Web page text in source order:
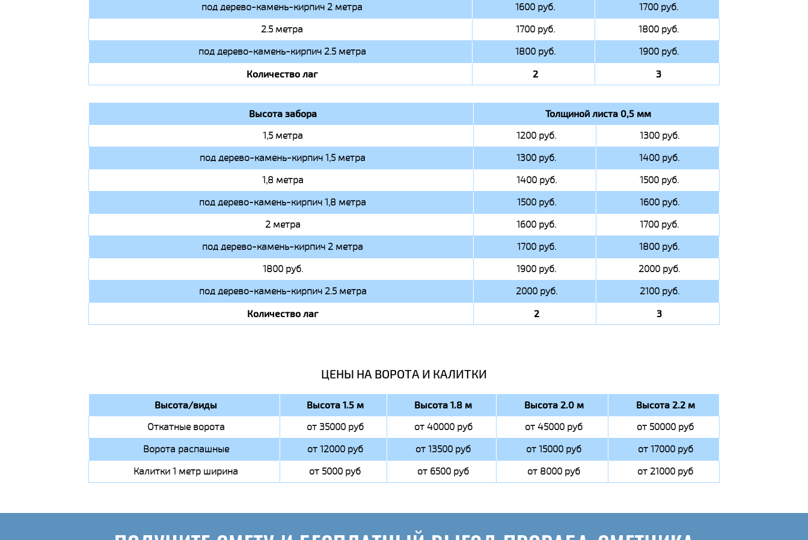
под дерево-камень-кирпич 2 метра
1600 руб.
1700 руб.
2.5 метра
1700 руб.
1800 руб.
под дерево-камень-кирпич 2.5 метра
1800 руб. 1900 руб.
Количество лаг 2 3
Высота забора Толщиной листа 0,5 мм
1,5 метра 1200 руб.
1300 руб.
под дерево-камень-кирпич 1,5 метра
1300 руб.
1400 руб.
1,8 метра
1400 руб.
1500 руб.
под дерево-камень-кирпич 1,8 метра
1500 руб.
1600 руб.
2 метра
1600 руб.
1700 руб.
под дерево-камень-кирпич 2 метра
1700 руб.
1800 руб.
1800 руб.
1900 руб.
2000 руб.
под дерево-камень-кирпич 2.5 метра
2000 руб. 2100 руб.
Количество лаг 2 3
ЦЕНЫ НА ВОРОТА И КАЛИТКИ
Высота/виды Высота 1.5 м Высота 1.8 м Высота 2.0 м Высота 2.2 м
Откатные ворота от 35000 руб от 40000 руб от 45000 руб
от 50000 руб
Ворота распашные
от 12000 руб от 13500 руб от 15000 руб
от 17000 руб
Калитки 1 метр ширина
от 5000 руб от 6500 руб от 8000 руб от 21000 руб